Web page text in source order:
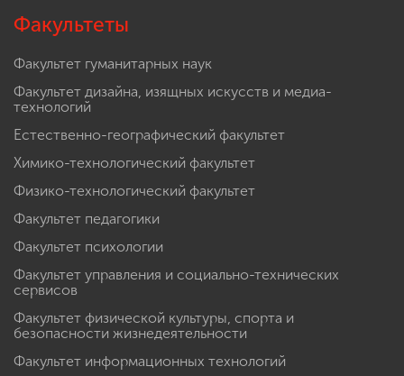
Факультеты
Факультет гуманитарных наук
Факультет дизайна, изящных искусств и медиа-
технологий
Естественно-географический факультет
Химико-технологический факультет
Физико-технологический факультет
Факультет педагогики
Факультет психологии
Факультет управления и социально-технических
сервисов
Факультет физической культуры, спорта и
безопасности жизнедеятельности
Факультет информационных технологий